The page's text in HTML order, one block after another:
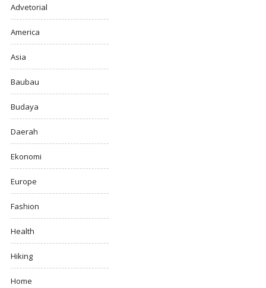
Advetorial
America
Asia
Baubau
Budaya
Daerah
Ekonomi
Europe
Fashion
Health
Hiking
Home